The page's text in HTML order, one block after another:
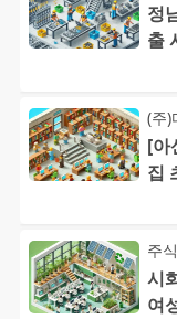
정
출
(주)
[아
집
주
시
여